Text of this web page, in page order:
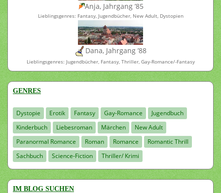
Anja, Jahrgang ’85
Lieblingsgenres: Fantasy, Jugendbücher, New Adult, Dystopien
Dana, Jahrgang ’88
Lieblingsgenres: Jugendbücher, Fantasy, Thriller, Gay-Romance/-Fantasy
GENRES
Dystopie Erotik Fantasy Gay-Romance
Jugendbuch
Kinderbuch
Liebesroman Märchen
New Adult
Paranormal Romance
Roman Romance
Romantic Thrill
Sachbuch
Science-Fiction Thriller/ Krimi
IM BLOG SUCHEN